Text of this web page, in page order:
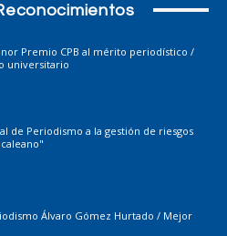
Premio CPB al mérito periodístico /
universitario
de Periodismo a la gestión de riesgos
Álvaro Gómez Hurtado / Mejor